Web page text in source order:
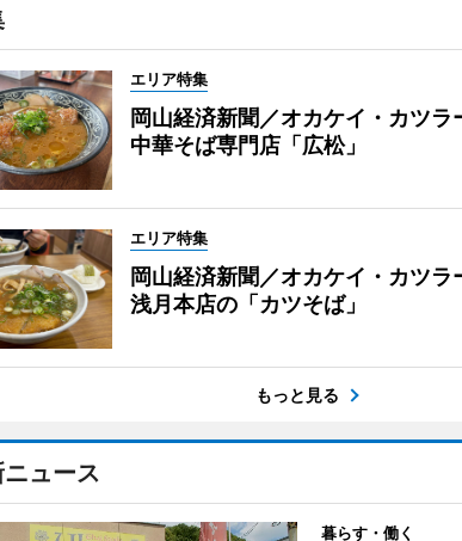
エリア特集
岡山経済新聞／オカケイ・カツ
中華そば専門店「広松」
エリア特集
岡山経済新聞／オカケイ・カツ
浅月本店の「カツそば」
もっと見る
ュース
暮らす・働く